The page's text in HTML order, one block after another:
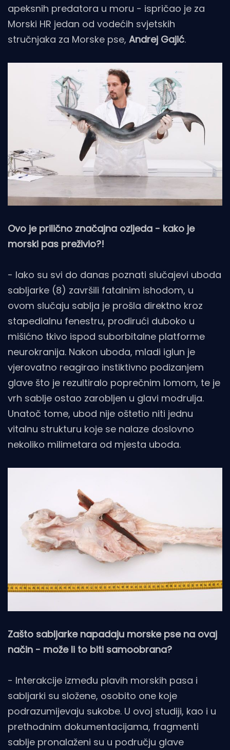
apeksnih predatora u moru - ispričao je za
Morski HR jedan od vodećih svjetskih
stručnjaka za Morske pse, Andrej Gajić.
Ovo je prilično značajna ozljeda - kako je
morski pas preživio?!
- Iako su svi do danas poznati slučajevi uboda
sabljarke (8) završili fatalnim ishodom, u
ovom slučaju sablja je prošla direktno kroz
stapedialnu fenestru, prodirući duboko u
mišićno tkivo ispod suborbitalne platforme
neurokranija. Nakon uboda, mladi iglun je
vjerovatno reagirao instiktivno podizanjem
glave što je rezultiralo poprečnim lomom, te je
vrh sablje ostao zarobljen u glavi modrulja.
Unatoč tome, ubod nije oštetio niti jednu
vitalnu strukturu koje se nalaze doslovno
nekoliko milimetara od mjesta uboda.
Zašto sabljarke napadaju morske pse na ovaj
način - može li to biti samoobrana?
- Interakcije između plavih morskih pasa i
sabljarki su složene, osobito one koje
podrazumijevaju sukobe. U ovoj studiji, kao i u
prethodnim dokumentacijama, fragmenti
sablje pronalaženi su u području glave